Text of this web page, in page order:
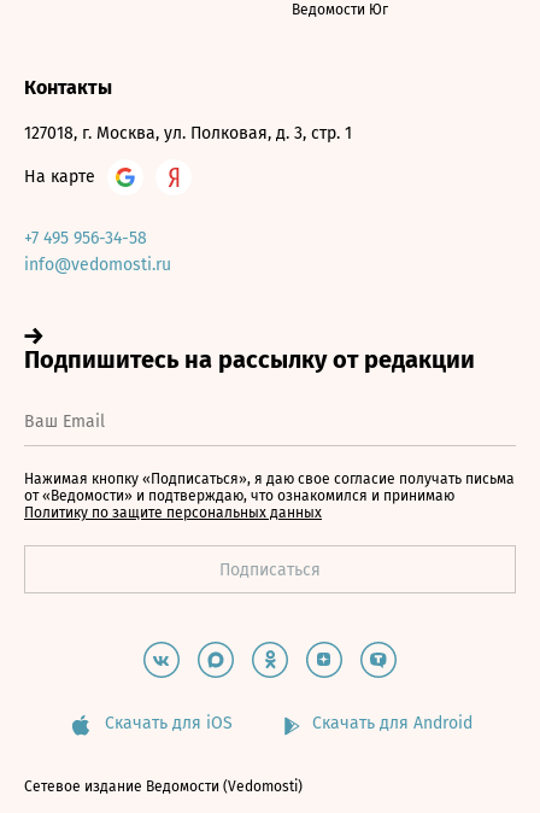
Ведомости Юг
Контакты
127018, г. Москва, ул. Полковая, д. 3, стр. 1
На карте
+7 495 956-34-58
info@vedomosti.ru
Нажимая кнопку «Подписаться», я даю свое согласие получать письма
от «Ведомости» и подтверждаю, что ознакомился и принимаю
Политику по защите персональных данных
Скачать для iOS Скачать для Android
Сетевое издание Ведомости (Vedomosti)